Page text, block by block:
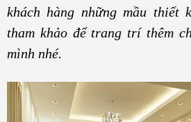
khách hàng những mầu thiết
tham khảo để trang trí thêm
mình nhé.